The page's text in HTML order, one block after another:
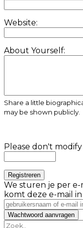
Website:
About Yourself:
Share a little
may be shown publicly.
Please don't
We sturen je per
komt deze e-mail